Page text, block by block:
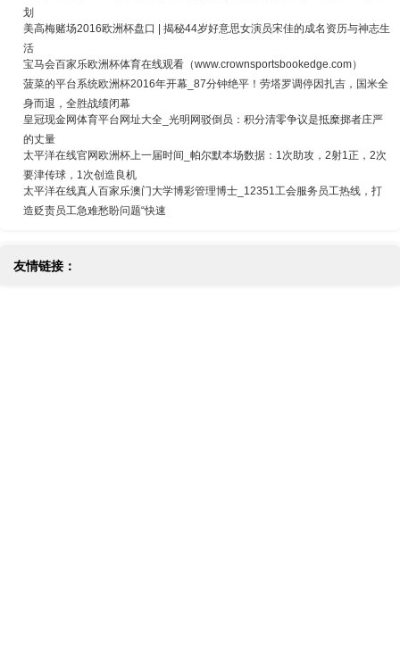
划
美高梅赌场2016欧洲杯盘口 | 揭秘44岁好意思女演员宋佳的成名资历与神志生
活
宝马会百家乐欧洲杯体育在线观看（www.crownsportsbookedge.com）
菠菜的平台系统欧洲杯2016年开幕_87分钟绝平！劳塔罗调停因扎吉，国米全
身而退，全胜战绩闭幕
皇冠现金网体育平台网址大全_光明网驳倒员：积分清零争议是抵糜掷者庄严
的丈量
太平洋在线官网欧洲杯上一届时间_帕尔默本场数据：1次助攻，2射1正，2次
要津传球，1次创造良机
太平洋在线真人百家乐澳门大学博彩管理博士_12351工会服务员工热线，打
造贬责员工急难愁盼问题“快速
友情链接：